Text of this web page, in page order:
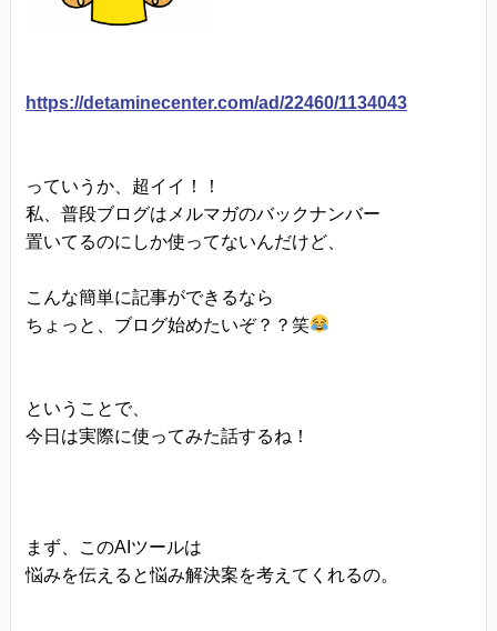
個人情報の第三者提供
事前に本人の同意を得ることなく、個人情報を第
個人情報の管理
当方は、個人情報の漏洩、滅失、毀損等を防止す
るために、個人情報保護管理責任者を設置し、
に、また最新なものに保つよう、 お預かりした個
当方は、お客様が当社にご提供いただいた個人情
報の照会、修正または削除を希望される場合は、
きます。
プライバシーに関する意見・苦情・異議申し立て
https://detaminecenter.com/ad/22460/1134043
っていうか、超イイ！！
私、普段ブログはメルマガのバックナンバー
置いてるのにしか使ってないんだけど、
こんな簡単に記事ができるなら
ちょっと、ブログ始めたいぞ？？笑
ということで、
今日は実際に使ってみた話するね！
まず、このAIツールは
悩みを伝えると悩み解決案を考えてくれるの。